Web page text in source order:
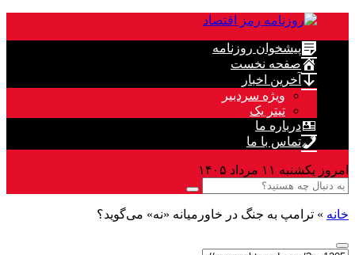
پیشخوان روزنامه
صفحه نخست
آخرین اخبار
ویژه سردبیر
تیتر یک
درباره ما
تماس با ما
امروز یکشنبه ۱۱ مرداد ۱۴۰۵
خانه » ترامپ به جنگ در خاورمیانه «نه» می‌گوید؟